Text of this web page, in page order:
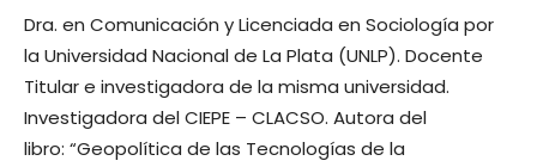
Dra. en Comunicación y Licenciada en Sociología por
la Universidad Nacional de La Plata (UNLP). Docente
Titular e investigadora de la misma universidad.
Investigadora del CIEPE – CLACSO. Autora del
libro: “Geopolítica de las Tecnologías de la